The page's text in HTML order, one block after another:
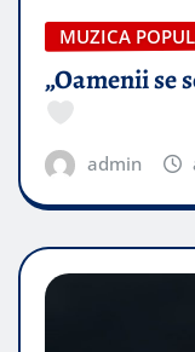
MUZICA
„Oamenii se
admin